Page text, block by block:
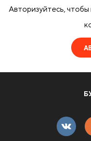
Авторизуйтесь,